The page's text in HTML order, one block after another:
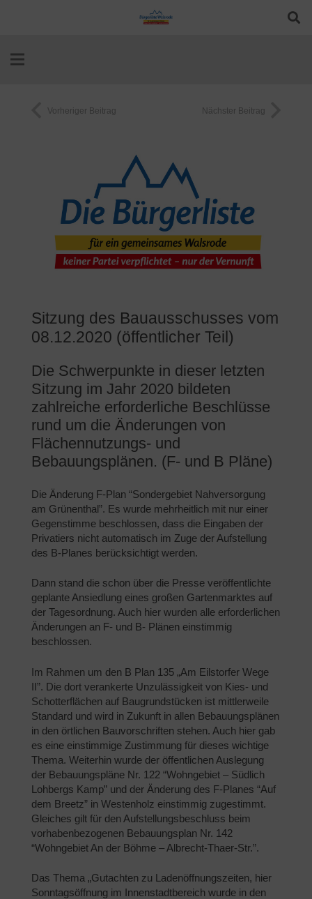
Vorheriger Beitrag Nächster Beitrag
Sitzung des Bauausschusses vom
08.12.2020 (öffentlicher Teil)
Die Schwerpunkte in dieser letzten
Sitzung im Jahr 2020 bildeten
zahlreiche erforderliche Beschlüsse
rund um die Änderungen von
Flächennutzungs- und
Bebauungsplänen. (F- und B Pläne)
Die Änderung F-Plan “Sondergebiet Nahversorgung
am Grünenthal”. Es wurde mehrheitlich mit nur einer
Gegenstimme beschlossen, dass die Eingaben der
Privatiers nicht automatisch im Zuge der Aufstellung
des B-Planes berücksichtigt werden.
Dann stand die schon über die Presse veröffentlichte
geplante Ansiedlung eines großen Gartenmarktes auf
der Tagesordnung. Auch hier wurden alle erforderlichen
Änderungen an F- und B- Plänen einstimmig
beschlossen.
Im Rahmen um den B Plan 135 „Am Eilstorfer Wege
II”. Die dort verankerte Unzulässigkeit von Kies- und
Schotterflächen auf Baugrundstücken ist mittlerweile
Standard und wird in Zukunft in allen Bebauungsplänen
in den örtlichen Bauvorschriften stehen. Auch hier gab
es eine einstimmige Zustimmung für dieses wichtige
Thema. Weiterhin wurde der öffentlichen Auslegung
der Bebauungspläne Nr. 122 “Wohngebiet – Südlich
Lohbergs Kamp” und der Änderung des F-Planes “Auf
dem Breetz” in Westenholz einstimmig zugestimmt.
Gleiches gilt für den Aufstellungsbeschluss beim
vorhabenbezogenen Bebauungsplan Nr. 142
“Wohngebiet An der Böhme – Albrecht-Thaer-Str.”.
Das Thema „Gutachten zu Ladenöffnungszeiten, hier
Sonntagsöffnung im Innenstadtbereich wurde in den